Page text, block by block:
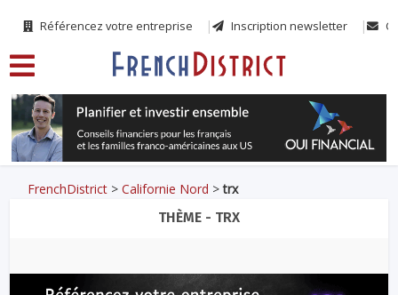
Référencez votre entreprise Inscription newsletter
FrenchDistrict >Californie Nord >trx
THÈME - TRX